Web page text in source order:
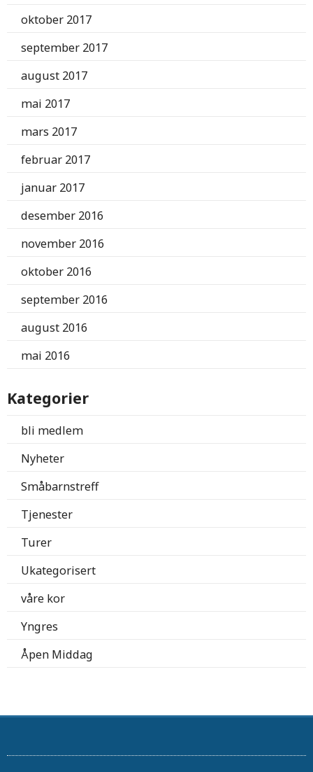
oktober 2017
september 2017
august 2017
mai 2017
mars 2017
februar 2017
januar 2017
desember 2016
november 2016
oktober 2016
september 2016
august 2016
mai 2016
Kategorier
bli medlem
Nyheter
Småbarnstreff
Tjenester
Turer
Ukategorisert
våre kor
Yngres
Åpen Middag